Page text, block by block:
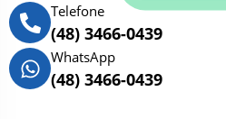
Telefone
(48) 3466-0439
WhatsApp
(48) 3466-0439